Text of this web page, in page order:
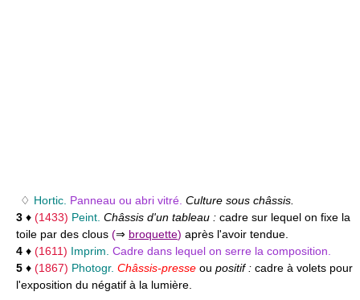
♢ Hortic. Panneau ou abri vitré. Culture sous châssis.
3 ♦ (1433) Peint. Châssis d'un tableau : cadre sur lequel on fixe la
toile par des clous (⇒ broquette) après l'avoir tendue.
4 ♦ (1611) Imprim. Cadre dans lequel on serre la composition.
5 ♦ (1867) Photogr. Châssis-presse ou positif : cadre à volets pour
l'exposition du négatif à la lumière.